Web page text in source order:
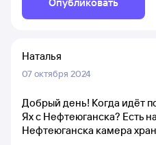
Наталья
07 октября 2024
Добрый день! Когда идёт
Ях с Нефтеюганска? Есть
Нефтеюганска камера